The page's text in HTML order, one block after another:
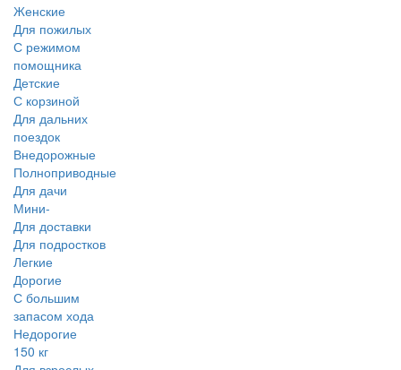
Женские
Для пожилых
С режимом
помощника
Детские
С корзиной
Для дальних
поездок
Внедорожные
Полноприводные
Для дачи
Мини-
Для доставки
Для подростков
Легкие
Дорогие
С большим
запасом хода
Недорогие
150 кг